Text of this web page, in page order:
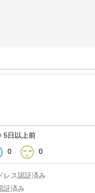
5日以上前
0 0
レス認証済み
証済み